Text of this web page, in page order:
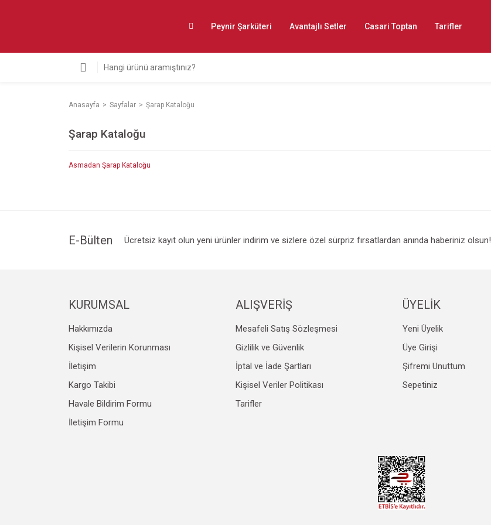
Peynir Şarküteri Avantajlı Setler Casari Toptan Tarifler
Anasayfa Sayfalar Şarap Kataloğu
Şarap Kataloğu
Asmadan Şarap Kataloğu
E-Bülten Ücretsiz kayıt olun yeni ürünler indirim ve sizlere özel sürpriz fırsatlardan anında haberiniz olsun!
KURUMSAL
Hakkımızda
Kişisel Verilerin Korunması
İletişim
Kargo Takibi
Havale Bildirim Formu
İletişim Formu
ALIŞVERİŞ
Mesafeli Satış Sözleşmesi
Gizlilik ve Güvenlik
İptal ve İade Şartları
Kişisel Veriler Politikası
Tarifler
ÜYELİK
Yeni Üyelik
Üye Girişi
Şifremi Unuttum
Sepetiniz